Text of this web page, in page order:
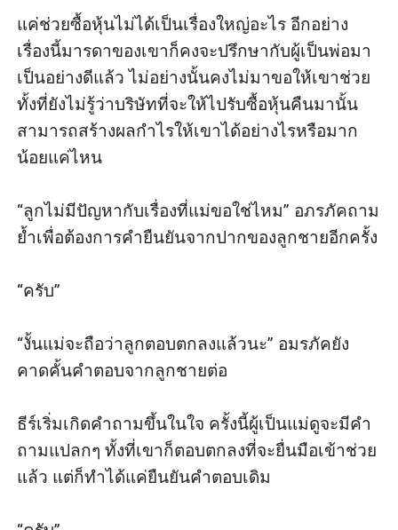
แค่ช่วยซื้อหุ้นไม่ได้เป็นเรื่องใหญ่อะไร อีกอย่าง
เรื่องนี้มารดาของเขาก็คงจะปรึกษากับผู้เป็นพ่อมา
เป็นอย่างดีแล้ว ไม่อย่างนั้นคงไม่มาขอให้เขาช่วย
ทั้งที่ยังไม่รู้ว่าบริษัทที่จะให้ไปรับซื้อหุ้นคืนมานั้น
สามารถสร้างผลกำไรให้เขาได้อย่างไรหรือมาก
น้อยแค่ไหน
“ลูกไม่มีปัญหากับเรื่องที่แม่ขอใช่ไหม” อภรภัคถาม
ย้ำเพื่อต้องการคำยืนยันจากปากของลูกชายอีกครั้ง
“ครับ”
“งั้นแม่จะถือว่าลูกตอบตกลงแล้วนะ” อมรภัคยัง
คาดคั้นคำตอบจากลูกชายต่อ
ธีร์เริ่มเกิดคำถามขึ้นในใจ ครั้งนี้ผู้เป็นแม่ดูจะมีคำ
ถามแปลกๆ ทั้งที่เขาก็ตอบตกลงที่จะยื่นมือเข้าช่วย
แล้ว แต่ก็ทำได้แค่ยืนยันคำตอบเดิม